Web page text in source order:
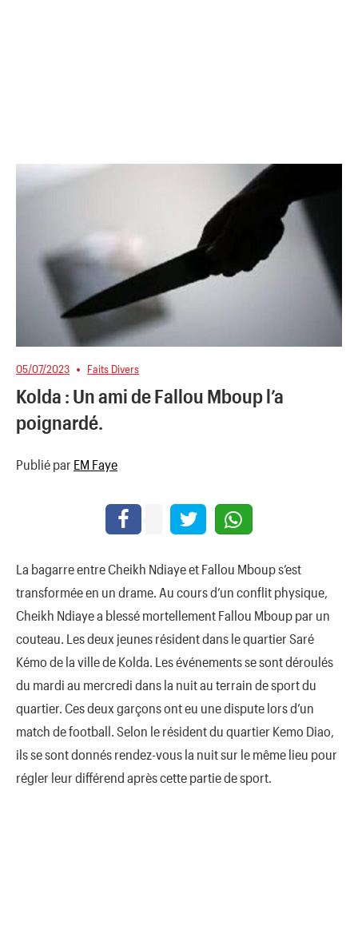
05/07/2023 Faits Divers
Kolda : Un ami de Fallou Mboup l’a
poignardé.
Publié par EM Faye
La bagarre entre Cheikh Ndiaye et Fallou Mboup s’est
transformée en un drame. Au cours d’un conflit physique,
Cheikh Ndiaye a blessé mortellement Fallou Mboup par un
couteau. Les deux jeunes résident dans le quartier Saré
Kémo de la ville de Kolda. Les événements se sont déroulés
du mardi au mercredi dans la nuit au terrain de sport du
quartier. Ces deux garçons ont eu une dispute lors d’un
match de football. Selon le résident du quartier Kemo Diao,
ils se sont donnés rendez-vous la nuit sur le même lieu pour
régler leur différend après cette partie de sport.